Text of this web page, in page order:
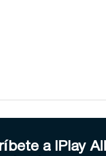
a IPlay All